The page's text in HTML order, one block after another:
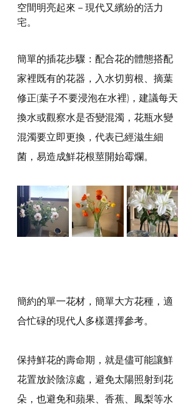
空間明亮起來－現代又繽紛的活力
宅。
簡單的插花步驟：配合花的體態搭配
家裡既有的花器，入水切剪根、摘葉
修正(葉子不要浸泡在水裡)，建議每天
換水或觀察水是否變混濁，花瓶水變
混濁要立即更換，代表已經滋生細
菌，易造成鮮花根莖開始霉爛。
簡約的單一花材，簡單大方花種，適
合忙碌的現代人多樣選擇參考。
保持鮮花的壽命期，就是儘可能讓鮮
花置放於陰涼處，避免太陽照射到花
朵，也避免和蘋果、香蕉、鳳梨等水